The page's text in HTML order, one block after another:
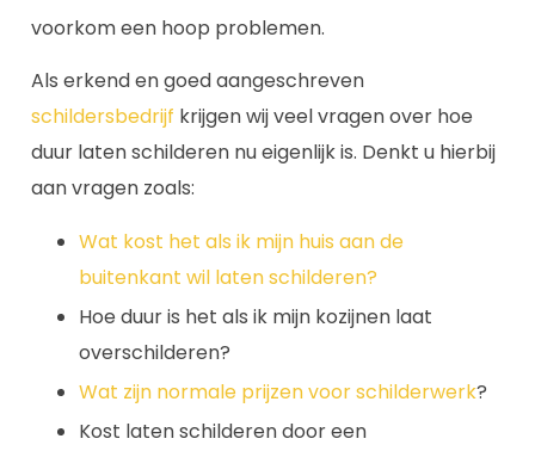
voorkom een hoop problemen.
Als erkend en goed aangeschreven
schildersbedrijf krijgen wij veel vragen over hoe
duur laten schilderen nu eigenlijk is. Denkt u hierbij
aan vragen zoals:
Wat kost het als ik mijn huis aan de
buitenkant wil laten schilderen?
Hoe duur is het als ik mijn kozijnen laat
overschilderen?
Wat zijn normale prijzen voor schilderwerk?
Kost laten schilderen door een